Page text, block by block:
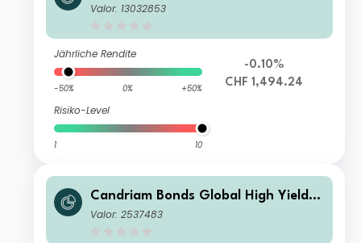
lass V2 CHF Cap
Valor: 13032853
Jährliche Rendite
-50% 0% +50%
Risiko-Level
1 10
-0.10%
CHF 1,494.24
Candriam Bonds Global High Yield C
lass Z EUR Cap
Valor: 2537483